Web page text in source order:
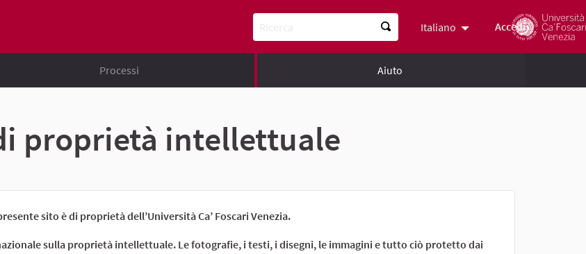
Italiano Scegli la linguaChoose
Accedi
Processi Aiuto
proprietà intellettuale
sito è di proprietà dell’Università Ca’ Foscari Venezia.
sulla proprietà intellettuale. Le fotografie, i testi, i disegni, le immagini e tutto ciò protetto dai